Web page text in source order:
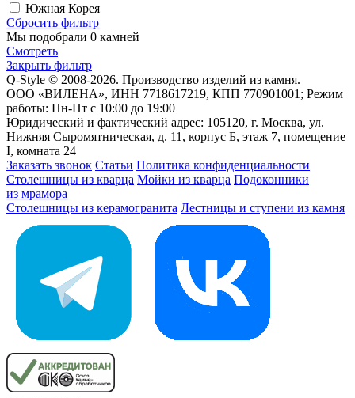
Южная Корея
Сбросить фильтр
Мы подобрали 0 камней
Смотреть
Закрыть фильтр
Q-Style © 2008-2026. Производство изделий из камня.
ООО «ВИЛЕНА», ИНН 7718617219, КПП 770901001; Режим
работы: Пн-Пт с 10:00 до 19:00
Юридический и фактический адрес: 105120, г. Москва, ул.
Нижняя Сыромятническая, д. 11, корпус Б, этаж 7, помещение
I, комната 24
Заказать звонок Статьи Политика конфиденциальности
Столешницы из кварца Мойки из кварца Подоконники
из мрамора
Столешницы из керамогранита Лестницы и ступени из камня